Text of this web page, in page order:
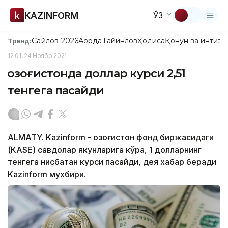
KAZINFORM ЎЗ
Тренд:Сайлов-2026АқордаТайинловҲодисаҚонун ва
12:01, 24 Ноябр 2021
Қозоғистонда доллар курси 2,51
тенгега пасайди
ALMATY. Kazinform - Қозоғистон фонд биржасидаги
(КASЕ) савдолар якунларига кўра, 1 долларнинг
тенгега нисбатан курси пасайди, дея хабар беради
Kazinform мухбири.